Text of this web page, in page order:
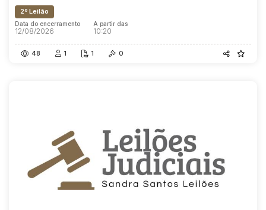
2º Leilão
Data do encerramento
12/08/2026
A partir das
10:20
48 1 1 0